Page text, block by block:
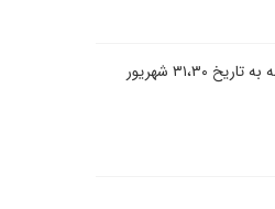
فرایند ثبت نام از دانشجویان جدید الورود مقطع کارشناسی در روزهای شنبه و یک شنبه و دوشنبه به تاریخ ۳۱،۳۰ شهریور